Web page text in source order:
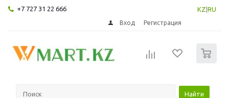
+7 727 31 22 666 KZ RU
Вход Регистрация
Найти